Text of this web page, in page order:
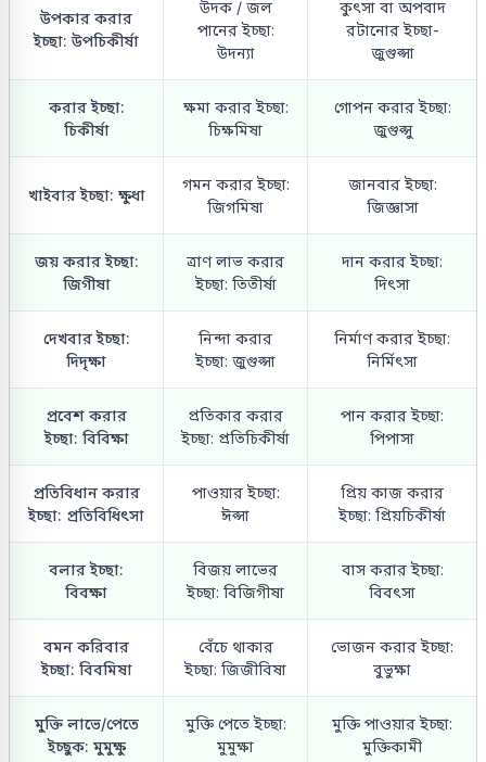
উপকার করার
ইচ্ছা: উপচিকীর্ষা
উদক / জল
পানের ইচ্ছা:
উদন্যা
কুৎসা বা অপবাদ
রটানোর ইচ্ছা-
জুগুপ্সা
করার ইচ্ছা:
চিকীর্ষা
ক্ষমা করার ইচ্ছা:
চিক্ষমিষা
গোপন করার ইচ্ছা:
জুগুপ্সু
খাইবার ইচ্ছা: ক্ষুধা
গমন করার ইচ্ছা:
জিগমিষা
জানবার ইচ্ছা:
জিজ্ঞাসা
জয় করার ইচ্ছা:
জিগীষা
ত্রাণ লাভ করার
ইচ্ছা: তিতীর্ষা
দান করার ইচ্ছা:
দিৎসা
দেখবার ইচ্ছা:
দিদৃক্ষা
নিন্দা করার
ইচ্ছা: জুগুপ্সা
নির্মাণ করার ইচ্ছা:
নির্মিৎসা
প্রবেশ করার
ইচ্ছা: বিবিক্ষা
প্রতিকার করার
ইচ্ছা: প্রতিচিকীর্ষা
পান করার ইচ্ছা:
পিপাসা
প্রতিবিধান করার
ইচ্ছা: প্রতিবিধিৎসা
পাওয়ার ইচ্ছা:
ঈপ্সা
প্রিয় কাজ করার
ইচ্ছা: প্রিয়চিকীর্ষা
বলার ইচ্ছা:
বিবক্ষা
বিজয় লাভের
ইচ্ছা: বিজিগীষা
বাস করার ইচ্ছা:
বিবৎসা
বমন করিবার
ইচ্ছা: বিবমিষা
বেঁচে থাকার
ইচ্ছা: জিজীবিষা
ভোজন করার ইচ্ছা:
বুভুক্ষা
মুক্তি লাভে/পেতে
ইচ্ছুক: মুমুক্ষু
মুক্তি পেতে ইচ্ছা:
মুমুক্ষা
মুক্তি পাওয়ার ইচ্ছা:
মুক্তিকামী